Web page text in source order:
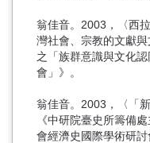
翁佳音。2003，〈西
灣社會、宗教的文獻
之「族群意識與文化
會」》。
翁佳音。2003，〈「
《中研院臺史所籌備
會經濟史國際學術研討